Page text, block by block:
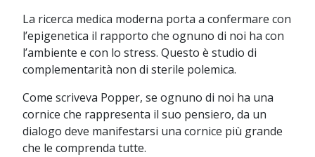
La ricerca medica moderna porta a confermare con
l’epigenetica il rapporto che ognuno di noi ha con
l’ambiente e con lo stress. Questo è studio di
complementarità non di sterile polemica.
Come scriveva Popper, se ognuno di noi ha una
cornice che rappresenta il suo pensiero, da un
dialogo deve manifestarsi una cornice più grande
che le comprenda tutte.